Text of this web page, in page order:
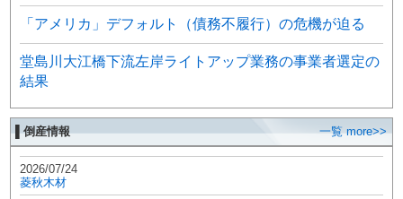
「アメリカ」デフォルト（債務不履行）の危機が迫る
堂島川大江橋下流左岸ライトアップ業務の事業者選定の
結果
▌倒産情報 一覧 more>>
2026/07/24
菱秋木材